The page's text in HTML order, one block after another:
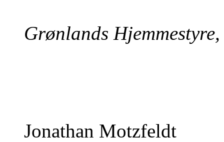
Grønlands
Jonathan Motzfeldt